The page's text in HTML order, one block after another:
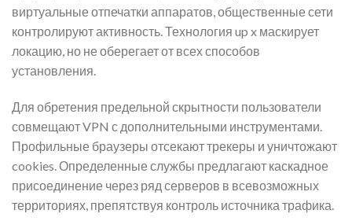
виртуальные отпечатки аппаратов, общественные сети
контролируют активность. Технология up x маскирует
локацию, но не оберегает от всех способов
установления.
Для обретения предельной скрытности пользователи
совмещают VPN с дополнительными инструментами.
Профильные браузеры отсекают трекеры и уничтожают
cookies. Определенные службы предлагают каскадное
присоединение через ряд серверов в всевозможных
территориях, препятствуя контроль источника трафика.